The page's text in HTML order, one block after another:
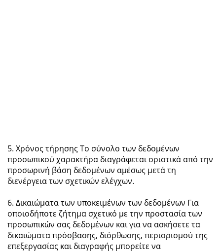
5. Χρόνος τήρησης Το σύνολο των δεδομένων
προσωπικού χαρακτήρα διαγράφεται οριστικά από την
προσωρινή βάση δεδομένων αμέσως μετά τη
διενέργεια των σχετικών ελέγχων.
6. Δικαιώματα των υποκειμένων των δεδομένων Για
οποιοδήποτε ζήτημα σχετικό με την προστασία των
προσωπικών σας δεδομένων και για να ασκήσετε τα
δικαιώματα πρόσβασης, διόρθωσης, περιορισμού της
επεξεργασίας και διαγραφής μπορείτε να